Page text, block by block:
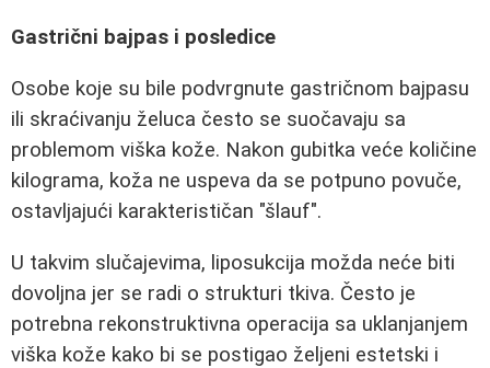
Gastrični bajpas i posledice
Osobe koje su bile podvrgnute gastričnom bajpasu
ili skraćivanju želuca često se suočavaju sa
problemom viška kože. Nakon gubitka veće količine
kilograma, koža ne uspeva da se potpuno povuče,
ostavljajući karakterističan "šlauf".
U takvim slučajevima, liposukcija možda neće biti
dovoljna jer se radi o strukturi tkiva. Često je
potrebna rekonstruktivna operacija sa uklanjanjem
viška kože kako bi se postigao željeni estetski i